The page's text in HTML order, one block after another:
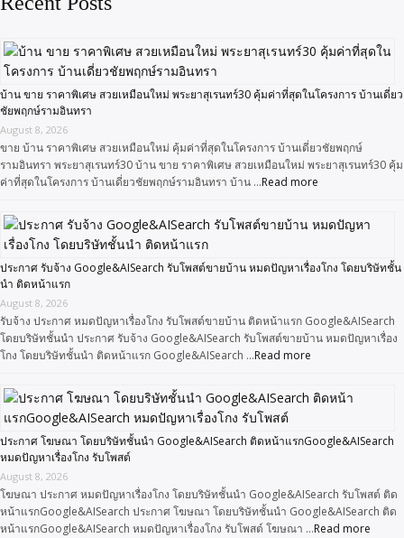
บ้าน ขาย ราคาพิเศษ สวยเหมือนใหม่ พระยาสุเรนทร์30 คุ้มค่าที่สุดในโครงการ บ้านเดี่ยว
ชัยพฤกษ์รามอินทรา
August 8, 2026
ขาย บ้าน ราคาพิเศษ สวยเหมือนใหม่ คุ้มค่าที่สุดในโครงการ บ้านเดี่ยวชัยพฤกษ์
รามอินทรา พระยาสุเรนทร์30 บ้าน ขาย ราคาพิเศษ สวยเหมือนใหม่ พระยาสุเรนทร์30 คุ้ม
ค่าที่สุดในโครงการ บ้านเดี่ยวชัยพฤกษ์รามอินทรา บ้าน …Read more
ประกาศ รับจ้าง Google&AISearch รับโพสต์ขายบ้าน หมดปัญหาเรื่องโกง โดยบริษัทชั้น
นำ ติดหน้าแรก
August 8, 2026
รับจ้าง ประกาศ หมดปัญหาเรื่องโกง รับโพสต์ขายบ้าน ติดหน้าแรก Google&AISearch
โดยบริษัทชั้นนำ ประกาศ รับจ้าง Google&AISearch รับโพสต์ขายบ้าน หมดปัญหาเรื่อง
โกง โดยบริษัทชั้นนำ ติดหน้าแรก Google&AISearch …Read more
ประกาศ โฆษณา โดยบริษัทชั้นนำ Google&AISearch ติดหน้าแรกGoogle&AISearch
หมดปัญหาเรื่องโกง รับโพสต์
August 8, 2026
โฆษณา ประกาศ หมดปัญหาเรื่องโกง โดยบริษัทชั้นนำ Google&AISearch รับโพสต์ ติด
หน้าแรกGoogle&AISearch ประกาศ โฆษณา โดยบริษัทชั้นนำ Google&AISearch ติด
หน้าแรกGoogle&AISearch หมดปัญหาเรื่องโกง รับโพสต์ โฆษณา …Read more